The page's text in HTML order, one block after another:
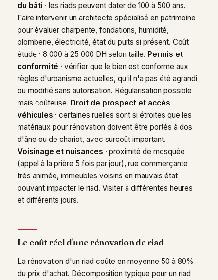
du bâti · les riads peuvent dater de 100 à 500 ans.
Faire intervenir un architecte spécialisé en patrimoine
pour évaluer charpente, fondations, humidité,
plomberie, électricité, état du puits si présent. Coût
étude · 8 000 à 25 000 DH selon taille. Permis et
conformité · vérifier que le bien est conforme aux
règles d'urbanisme actuelles, qu'il n'a pas été agrandi
ou modifié sans autorisation. Régularisation possible
mais coûteuse. Droit de prospect et accès
véhicules · certaines ruelles sont si étroites que les
matériaux pour rénovation doivent être portés à dos
d'âne ou de chariot, avec surcoût important.
Voisinage et nuisances · proximité de mosquée
(appel à la prière 5 fois par jour), rue commerçante
très animée, immeubles voisins en mauvais état
pouvant impacter le riad. Visiter à différentes heures
et différents jours.
Le coût réel d'une rénovation de riad
La rénovation d'un riad coûte en moyenne 50 à 80%
du prix d'achat. Décomposition typique pour un riad